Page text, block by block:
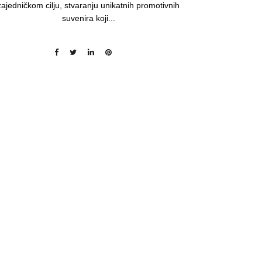
cilju, stvaranju unikatnih promotivnih
suvenira koji...